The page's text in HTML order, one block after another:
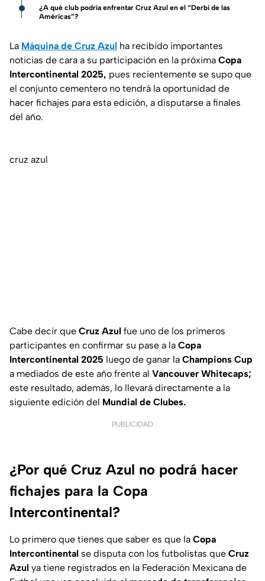
¿A qué club podría enfrentar Cruz Azul en el “Derbi de las
Américas”?
La Máquina de Cruz Azul ha recibido importantes
noticias de cara a su participación en la próxima Copa
Intercontinental 2025, pues recientemente se supo que
el conjunto cementero no tendrá la oportunidad de
hacer fichajes para esta edición, a disputarse a finales
del año.
cruz azul
Cabe decir que Cruz Azul fue uno de los primeros
participantes en confirmar su pase a la Copa
Intercontinental 2025 luego de ganar la Champions Cup
a mediados de este año frente al Vancouver Whitecaps;
este resultado, además, lo llevará directamente a la
siguiente edición del Mundial de Clubes.
PUBLICIDAD
¿Por qué Cruz Azul no podrá hacer
fichajes para la Copa
Intercontinental?
Lo primero que tienes que saber es que la Copa
Intercontinental se disputa con los futbolistas que Cruz
Azul ya tiene registrados en la Federación Mexicana de